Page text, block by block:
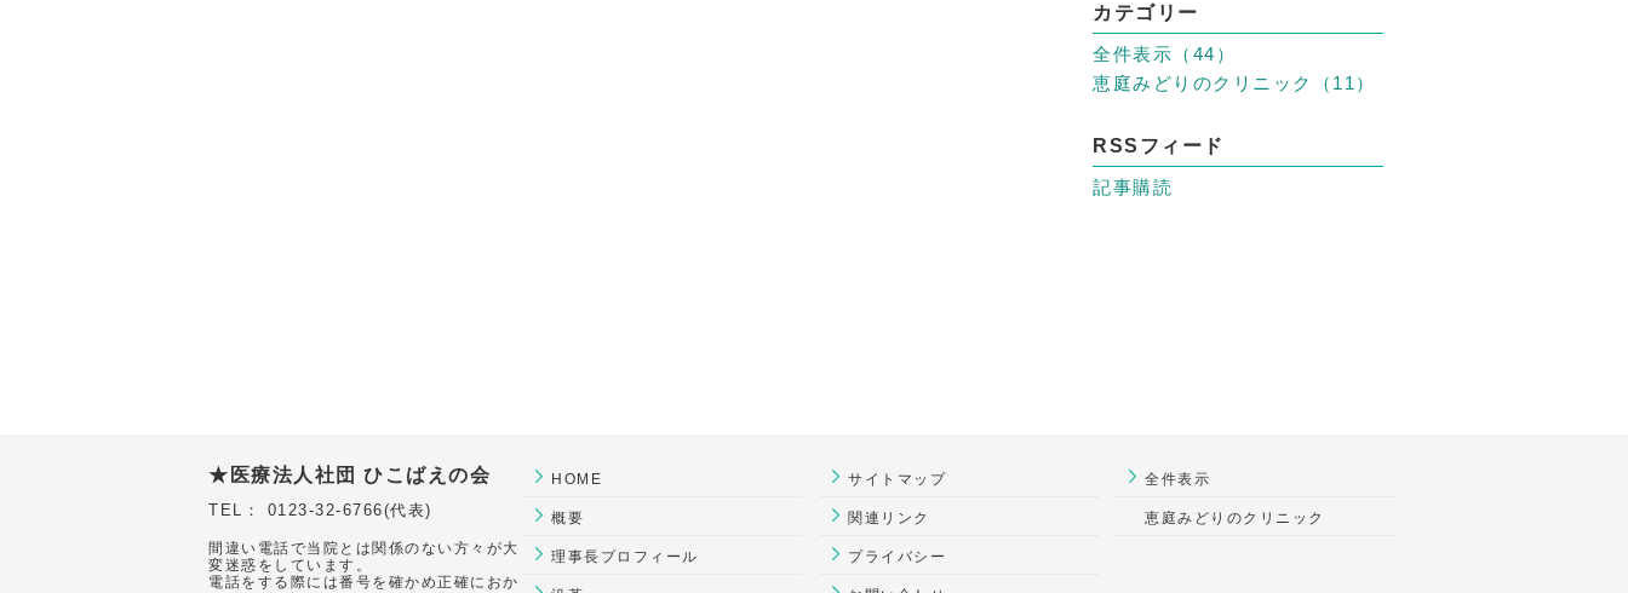
カテゴリー
全件表示（44）
恵庭みどりのクリニック（11）
RSSフィード
記事購読
★医療法人社団 ひこばえの会
TEL： 0123-32-6766(代表)
間違い電話で当院とは関係のない方々が大
変迷惑をしています。
電話をする際には番号を確かめ正確におか
HOME
概要
理事長プロフィール
サイトマップ
関連リンク
プライバシー
全件表示
恵庭みどりのクリニック